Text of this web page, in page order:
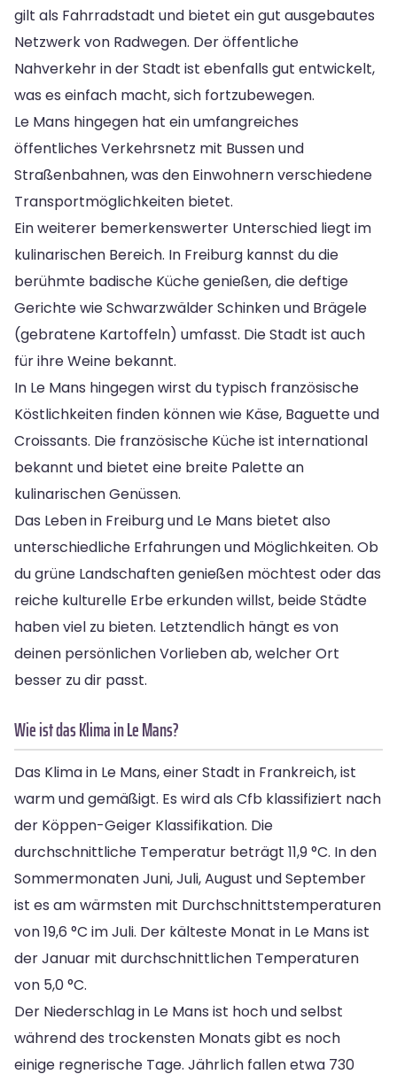
gilt als Fahrradstadt und bietet ein gut ausgebautes
Netzwerk von Radwegen. Der öffentliche
Nahverkehr in der Stadt ist ebenfalls gut entwickelt,
was es einfach macht, sich fortzubewegen.
Le Mans hingegen hat ein umfangreiches
öffentliches Verkehrsnetz mit Bussen und
Straßenbahnen, was den Einwohnern verschiedene
Transportmöglichkeiten bietet.
Ein weiterer bemerkenswerter Unterschied liegt im
kulinarischen Bereich. In Freiburg kannst du die
berühmte badische Küche genießen, die deftige
Gerichte wie Schwarzwälder Schinken und Brägele
(gebratene Kartoffeln) umfasst. Die Stadt ist auch
für ihre Weine bekannt.
In Le Mans hingegen wirst du typisch französische
Köstlichkeiten finden können wie Käse, Baguette und
Croissants. Die französische Küche ist international
bekannt und bietet eine breite Palette an
kulinarischen Genüssen.
Das Leben in Freiburg und Le Mans bietet also
unterschiedliche Erfahrungen und Möglichkeiten. Ob
du grüne Landschaften genießen möchtest oder das
reiche kulturelle Erbe erkunden willst, beide Städte
haben viel zu bieten. Letztendlich hängt es von
deinen persönlichen Vorlieben ab, welcher Ort
besser zu dir passt.
Wie ist das Klima in Le Mans?
Das Klima in Le Mans, einer Stadt in Frankreich, ist
warm und gemäßigt. Es wird als Cfb klassifiziert nach
der Köppen-Geiger Klassifikation. Die
durchschnittliche Temperatur beträgt 11,9 °C. In den
Sommermonaten Juni, Juli, August und September
ist es am wärmsten mit Durchschnittstemperaturen
von 19,6 °C im Juli. Der kälteste Monat in Le Mans ist
der Januar mit durchschnittlichen Temperaturen
von 5,0 °C.
Der Niederschlag in Le Mans ist hoch und selbst
während des trockensten Monats gibt es noch
einige regnerische Tage. Jährlich fallen etwa 730